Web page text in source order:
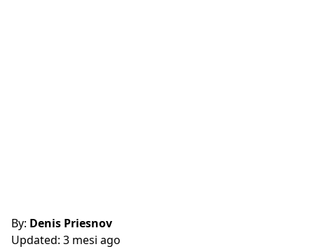
By: Denis Priesnov
Updated: 3 mesi ago